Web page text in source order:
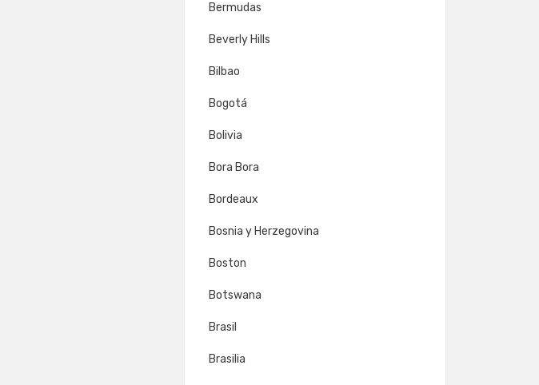
Bermudas
Beverly Hills
Bilbao
Bogotá
Bolivia
Bora Bora
Bordeaux
Bosnia y Herzegovina
Boston
Botswana
Brasil
Brasilia